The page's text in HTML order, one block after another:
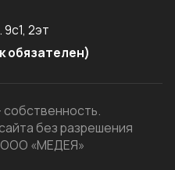
2эт
обязателен)
без разрешения
ООО «МЕДЕЯ»